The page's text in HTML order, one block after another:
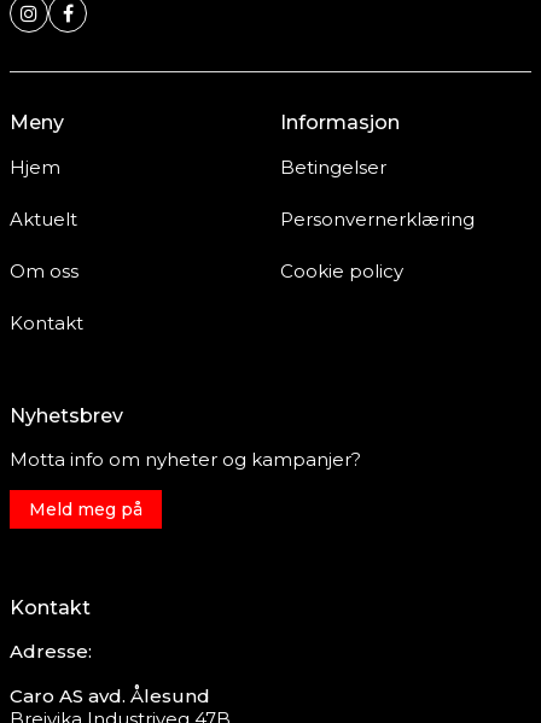
Meny
Hjem
Aktuelt
Om oss
Kontakt
Informasjon
Betingelser
Personvernerklæring
Cookie policy
Nyhetsbrev
Motta info om nyheter og kampanjer?
Meld meg på
Kontakt
Adresse:
Caro AS avd. Ålesund